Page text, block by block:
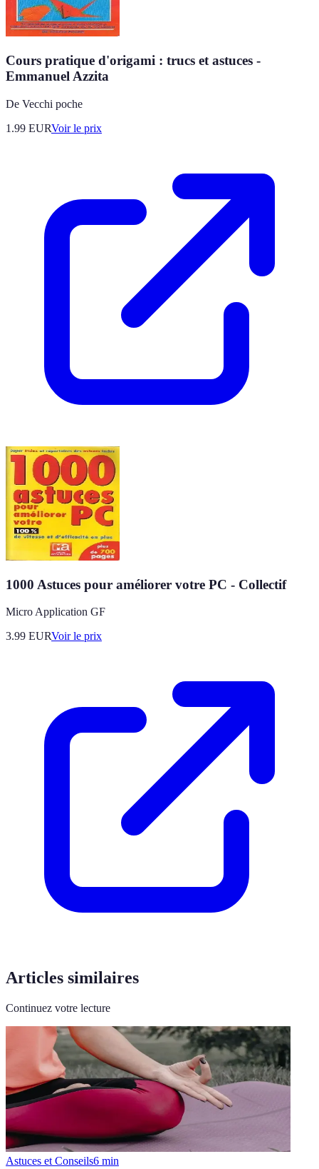
Cours pratique d'origami : trucs et astuces -
Emmanuel Azzita
De Vecchi poche
1.99 EURVoir le prix
1000 Astuces pour améliorer votre PC - Collectif
Micro Application GF
3.99 EURVoir le prix
Articles similaires
Continuez votre lecture
Astuces et Conseils6 min